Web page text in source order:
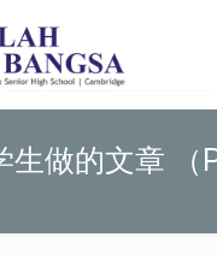
做的文章 （